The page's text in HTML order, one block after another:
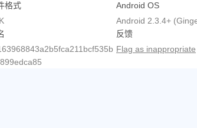
格式
Android OS
反馈
Flag as inappropriate